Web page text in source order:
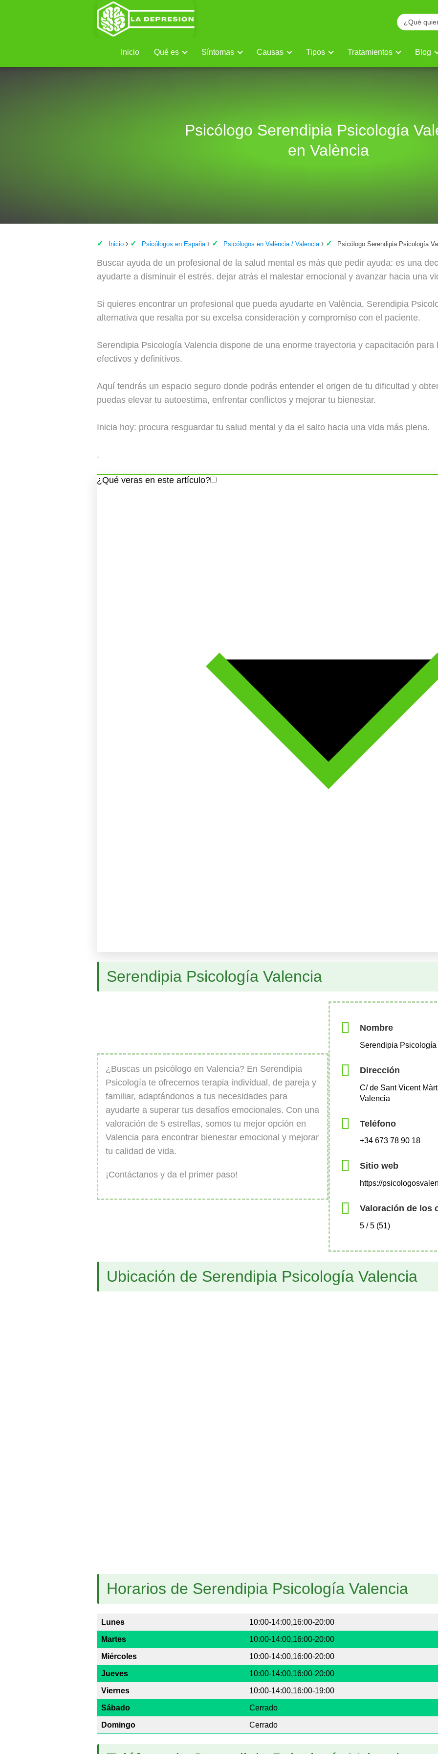
Inicio Qué es Síntomas Causas Tipos Tratamientos Blog
Psicólogo Serendipia Psicología
en València
Inicio Psicólogos en España Psicólogos en València / Valencia Psicólogo Serendipia Psicología
Buscar ayuda de un profesional de la salud mental es más que pedir ayuda: es una
ayudarte a disminuir el estrés, dejar atrás el malestar emocional y avanzar hacia una
Si quieres encontrar un profesional que pueda ayudarte en València, Serendipia
alternativa que resalta por su excelsa consideración y compromiso con el paciente.
Serendipia Psicología Valencia dispone de una enorme trayectoria y capacitación para
efectivos y definitivos.
Aquí tendrás un espacio seguro donde podrás entender el origen de tu dificultad y
puedas elevar tu autoestima, enfrentar conflictos y mejorar tu bienestar.
Inicia hoy: procura resguardar tu salud mental y da el salto hacia una vida más plena.
.
¿Qué veras en este artículo?
Serendipia Psicología Valencia
¿Buscas un psicólogo en Valencia? En Serendipia
Psicología te ofrecemos terapia individual, de pareja y
familiar, adaptándonos a tus necesidades para
ayudarte a superar tus desafíos emocionales. Con una
valoración de 5 estrellas, somos tu mejor opción en
Valencia para encontrar bienestar emocional y mejorar
tu calidad de vida.
¡Contáctanos y da el primer paso!
Nombre
Serendipia Psicología
Dirección
C/ de Sant Vicent
Valencia
Teléfono
+34 673 78 90 18
Sitio web
https://
Valoración de los
5 / 5 (51)
Ubicación de Serendipia Psicología Valencia
Horarios de Serendipia Psicología Valencia
Lunes 10:00-14:00,16:00-20:00
Martes 10:00-14:00,16:00-20:00
Miércoles 10:00-14:00,16:00-20:00
Jueves 10:00-14:00,16:00-20:00
Viernes 10:00-14:00,16:00-19:00
Sábado Cerrado
Domingo Cerrado